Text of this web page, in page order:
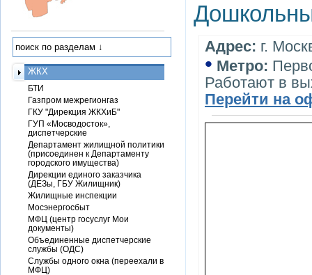
Адрес: г.
• Метро:
Работают в
Перейти на
ЖКХ
БТИ
Газпром межрегионгаз
ГКУ "Дирекция ЖКХиБ"
ГУП «Мосводосток»,
диспетчерские
Департамент жилищной политики
(присоединен к Департаменту
городского имущества)
Дирекции единого заказчика
(ДЕЗы, ГБУ Жилищник)
Жилищные инспекции
Мосэнергосбыт
МФЦ (центр госуслуг Мои
документы)
Объединенные диспетчерские
службы (ОДС)
Службы одного окна (переехали в
МФЦ)